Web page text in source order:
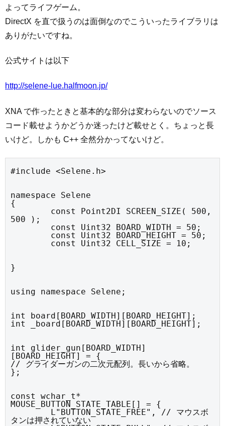
よってライフゲーム。
DirectX を直で扱うのは面倒なのでこういったライブラリは
ありがたいですね。
公式サイトは以下
http://selene-lue.halfmoon.jp/
XNA で作ったときと基本的な部分は変わらないのでソース
コード載せようかどうか迷ったけど載せとく。ちょっと長
いけど。しかも C++ 全然分かってないけど。
#include <Selene.h>
namespace Selene
{
500 );
	const Uint32 CELL_SIZE = 10;
}
using namespace Selene;
int board[BOARD_WIDTH][BOARD_HEIGHT];
int _board[BOARD_WIDTH][BOARD_HEIGHT];
int glider_gun[BOARD_WIDTH]
[BOARD_HEIGHT] = {
// グライダーガンの二次元配列。長いから省略。
};
const wchar_t*
MOUSE_BUTTON_STATE_TABLE[] = {
タンは押されていない